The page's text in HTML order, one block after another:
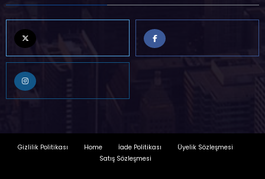
Gizlilik Politikası Home İade Politikası
Üyelik Sözleşmesi
Satış Sözleşmesi